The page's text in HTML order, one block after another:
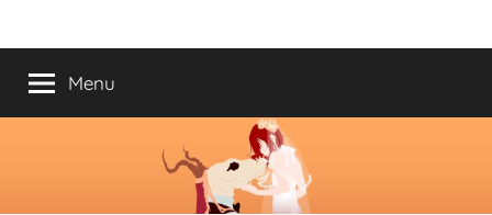
paraMundo
do
anos
a
Menu